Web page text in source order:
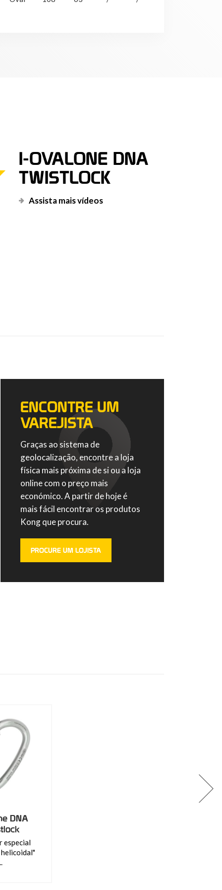
I-OVALONE DNA
TWISTLOCK
Assista mais vídeos
ENCONTRE UM
VAREJISTA
Graças ao sistema de
geolocalização, encontre a loja
física mais próxima de si ou a loja
online com o preço mais
económico. A partir de hoje é
mais fácil encontrar os produtos
Kong que procura.
PROCURE UM LOJISTA
DNA
especial
helicoidal"
..